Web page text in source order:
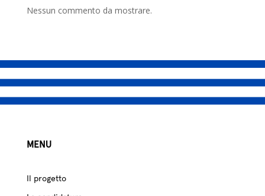
Scuole
Fund raising
Nessun commento da mostrare.
MENU
Il progetto